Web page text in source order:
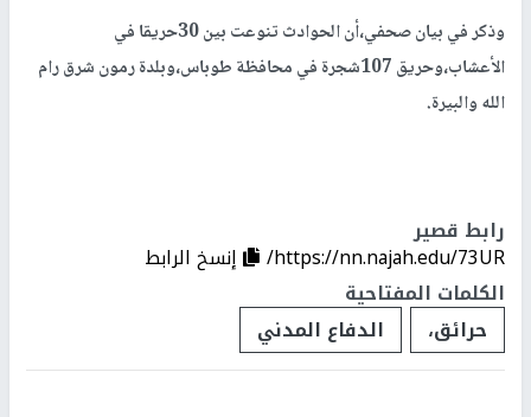
وذكر في بيان صحفي،أن الحوادث تنوعت بين 30حريقا في
الأعشاب،وحريق 107شجرة في محافظة طوباس،وبلدة رمون شرق رام
الله والبيرة.
رابط قصير
https://nn.najah.edu/73UR/
إنسخ الرابط
الكلمات المفتاحية
حرائق،
الدفاع المدني